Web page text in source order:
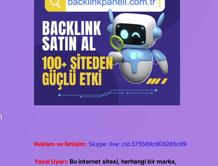
Reklam ve İletişim: Skype: live:.cid.575569c608265c69
Yasal Uyarı: Bu internet sitesi, herhangi bir marka,